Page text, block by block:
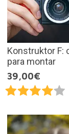
Konstruktor F:
para montar
39,00€